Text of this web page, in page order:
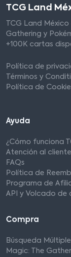
TCG Land
TCG Land
Gathering y
+100K cartas
Política de
Términos y
Política de Cookie
Ayuda
¿Cómo funciona
Atención al cliente
FAQs
Política de
Programa de
API y Volcado de
Compra
Búsqueda Múltiple
Magic: The